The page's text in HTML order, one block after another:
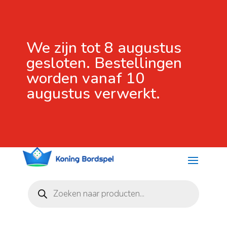
We zijn tot 8 augustus
gesloten. Bestellingen
worden vanaf 10
augustus verwerkt.
zoeken